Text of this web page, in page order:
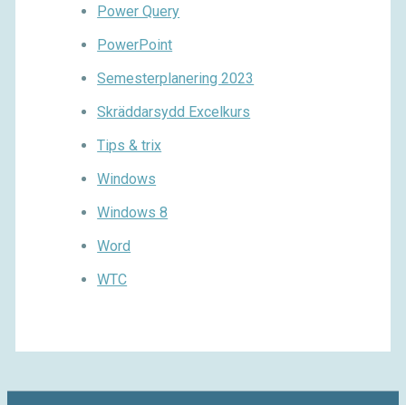
Power Query
PowerPoint
Semesterplanering 2023
Skräddarsydd Excelkurs
Tips & trix
Windows
Windows 8
Word
WTC